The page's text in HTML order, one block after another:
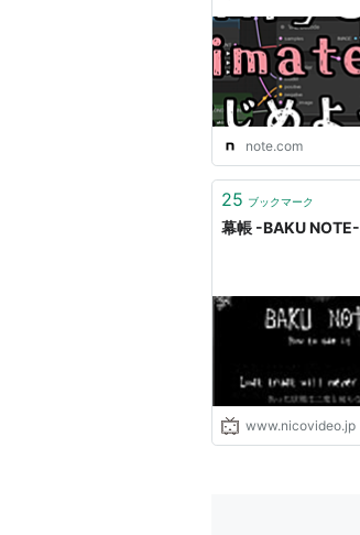
note.com
25 ブックマーク
幕帳 -BAKU NOTE-
www.nicovideo.jp